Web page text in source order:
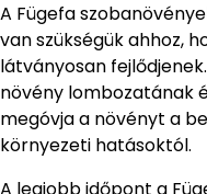
A Fügefa
van szükségük ahhoz,
látványosan
növény lombozatának
megóvja a növényt a
környezeti hatásoktól.